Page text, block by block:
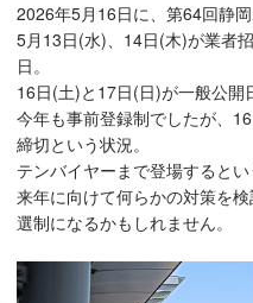
2026年5月16日に、第64回静
5月13日(水)、14日(木)が業者
日。
16日(土)と17日(日)が一般公開
今年も事前登録制でしたが、
締切という状況。
テンバイヤーまで登場するとい
来年に向けて何らかの対策を
選制になるかもしれません。